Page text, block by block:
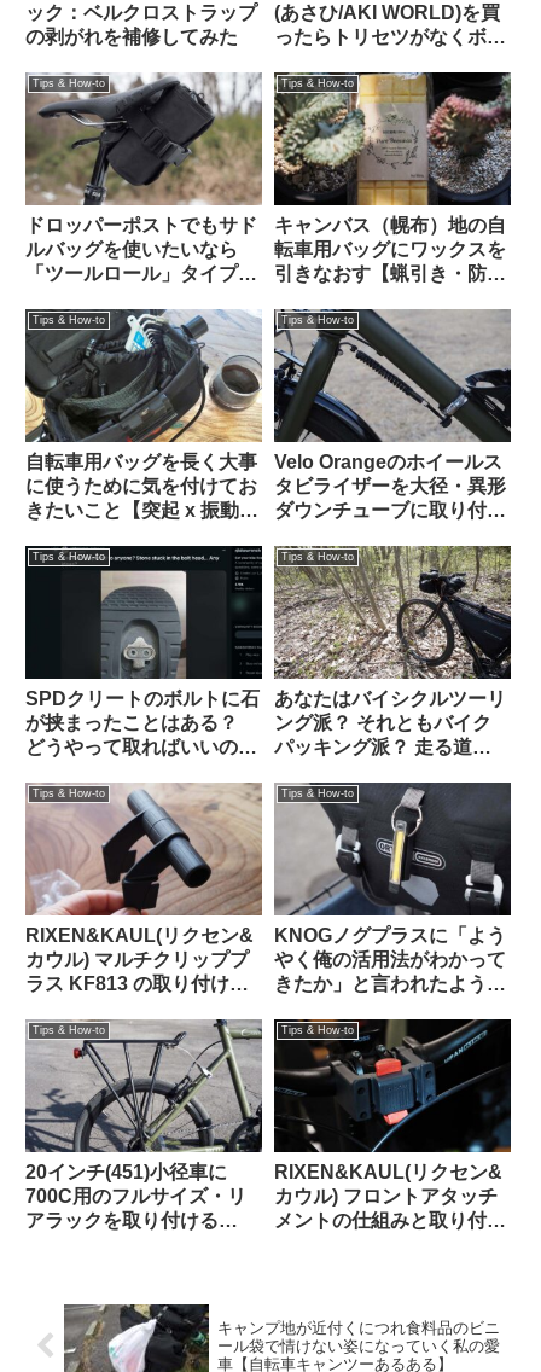
ック：ベルクロストラップ
の剥がれを補修してみた
(あさひ/AKI WORLD)を買
ったらトリセツがなくボル
にやれ」なプロ仕様製品だ
ったけれど意外に装着簡単
でTern Crestと相性も抜群
でした
Tips & How-to
ドロッパーポストでもサド
ルバッグを使いたいなら
「ツールロール」タイプも
Tips & How-to
キャンバス（幌布）地の自
転車用バッグにワックスを
引きなおす【蝋引き・防水
Tips & How-to
自転車用バッグを長く大事
に使うために気を付けてお
きたいこと【突起 x 振動
Tips & How-to
Velo Orangeのホイールス
タビライザーを大径・異形
ダウンチューブに取り付け
金物を使ってDIY】
Tips & How-to
SPDクリートのボルトに石
が挟まったことはある？
どうやって取ればいいの？
Tips & How-to
あなたはバイシクルツーリ
ング派？ それともバイク
パッキング派？ 走る道の
備を考える
Tips & How-to
RIXEN&KAUL(リクセン&
カウル) マルチクリッププ
ラス KF813 の取り付け方
い？】
Tips & How-to
KNOGノグプラスに「よう
やく俺の活用法がわかって
きたか」と言われたような
ハンドルバーパックとの相
性良し
Tips & How-to
20インチ(451)小径車に
700C用のフルサイズ・リ
アラックを取り付ける
Tips & How-to
RIXEN&KAUL(リクセン&
カウル) フロントアタッチ
メントの仕組みと取り付け
キャンプ地が近付くにつれ食料品のビニ
ール袋で情けない姿になっていく私の愛
車【自転車キャンツーあるある】